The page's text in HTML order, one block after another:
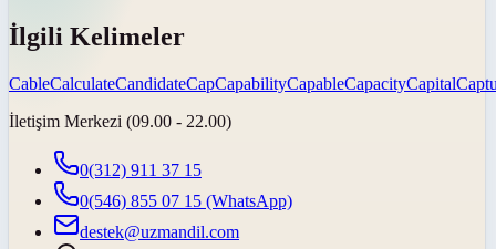
İlgili Kelimeler
CableCalculateCandidateCapCapabilityCapableCapacityCapital
İletişim Merkezi (09.00 - 22.00)
0(312) 911 37 15
0(546) 855 07 15 (WhatsApp)
destek@uzmandil.com